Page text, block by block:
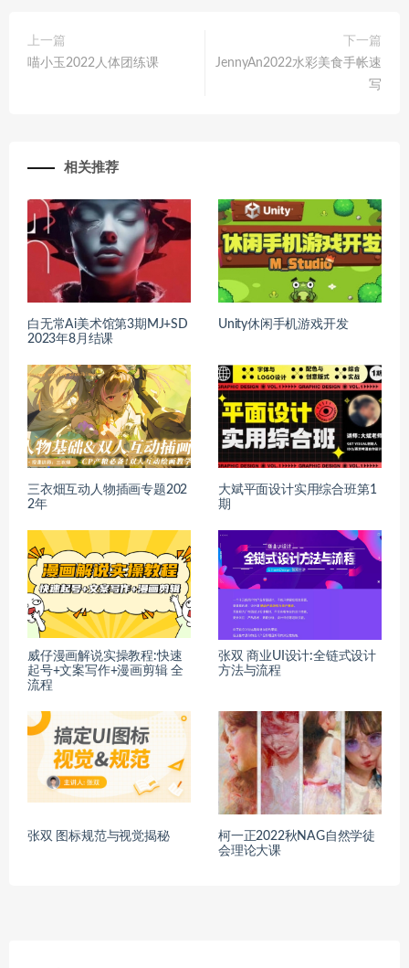
上一篇
喵小玉2022人体团练课
下一篇
JennyAn2022水彩美食手帐速
写
相关推荐
白无常Ai美术馆第3期MJ+SD
2023年8月结课
Unity休闲手机游戏开发
三衣畑互动人物插画专题202
2年
大斌平面设计实用综合班第1
期
威仔漫画解说实操教程:快速
起号+文案写作+漫画剪辑 全
流程
张双 商业UI设计:全链式设计
方法与流程
张双 图标规范与视觉揭秘
柯一正2022秋NAG自然学徒
会理论大课